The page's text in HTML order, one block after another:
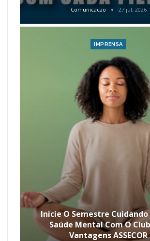
Comunicacao 27 jul, 2026
IMPRENSA
Inicie O Semestre Cuidando
Saúde Mental Com O
Vantagens ASSECOR